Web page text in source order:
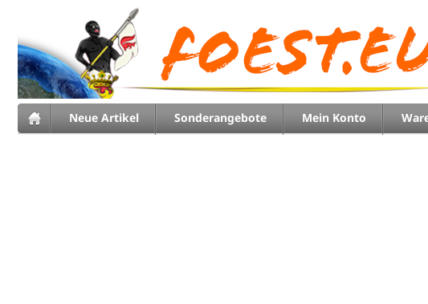
Neue Artikel Sonderangebote Mein Konto